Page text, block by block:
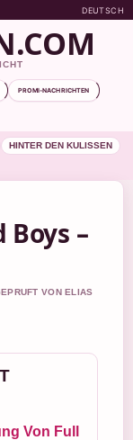
DEUTSCH
PROMI-NACHRICHTEN
HINTER DEN KULISSEN
Boys –
VON ELIAS
Von Full